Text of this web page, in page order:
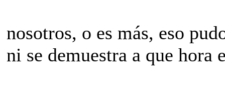
nosotros, o es más, eso
ni se demuestra a que hora